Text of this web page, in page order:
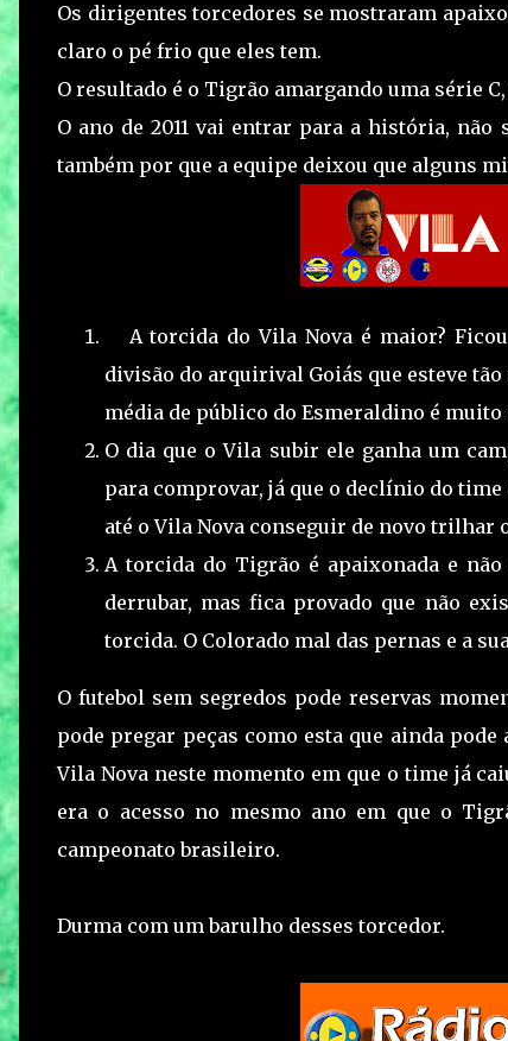
Os dirigentes torcedores se mostraram
claro o pé frio que eles tem.
O resultado é o Tigrão amargando uma série
O ano de 2011 vai entrar para a história,
também por que a equipe deixou que alguns
A torcida do Vila Nova é maior?
divisão do arquirival Goiás que esteve
média de público do Esmeraldino é
O dia que o Vila subir ele ganha um
para comprovar, já que o declínio do
até o Vila Nova conseguir de novo trilhar
A torcida do Tigrão é apaixonada e
derrubar, mas fica provado que não
torcida. O Colorado mal das pernas e a
O futebol sem segredos pode reservas
pode pregar peças como esta que ainda
Vila Nova neste momento em que o time já
era o acesso no mesmo ano em que o
campeonato brasileiro.
Durma com um barulho desses torcedor.